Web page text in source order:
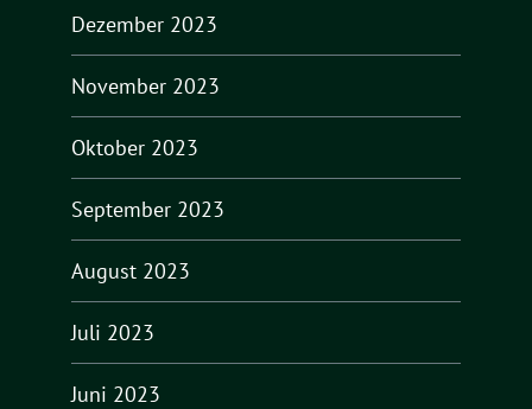
Dezember 2023
November 2023
Oktober 2023
September 2023
August 2023
Juli 2023
Juni 2023